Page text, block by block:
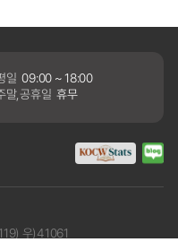
일 09:00 ~ 18:00
말,공휴일 휴무
우)41061